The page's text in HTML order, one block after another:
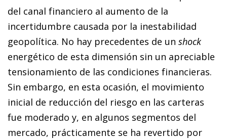
del canal financiero al aumento de la
incertidumbre causada por la inestabilidad
geopolítica. No hay precedentes de un shock
energético de esta dimensión sin un apreciable
tensionamiento de las condiciones financieras.
Sin embargo, en esta ocasión, el movimiento
inicial de reducción del riesgo en las carteras
fue moderado y, en algunos segmentos del
mercado, prácticamente se ha revertido por